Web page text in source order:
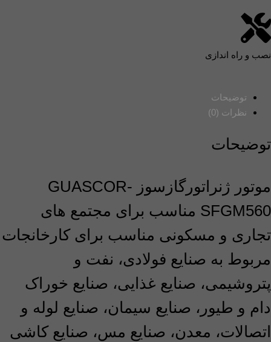
نصب و راه اندازی
توضیحات
نظرات (0)
توضیحات
موتور ژنراتورگازسوز GUASCOR-
SFGM560 مناسب برای مجتمع های
تجاری و مسکونی مناسب برای کارخانجات
مربوط به صنایع فولادی، نفت و
پتروشیمی، صنایع غذایی، صنایع خوراک
دام و طیور، صنایع سیمان، صنایع لوله و
اتصالات، معدن، صنایع مس، صنایع کاشی